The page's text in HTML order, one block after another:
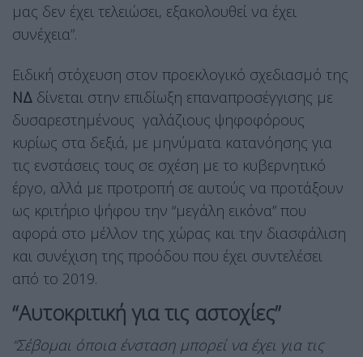
μας δεν έχει τελειώσει, εξακολουθεί να έχει
συνέχεια”.
Ειδική στόχευση στον προεκλογικό σχεδιασμό της
ΝΔ δίνεται στην επιδίωξη επαναπροσέγγισης με
δυσαρεστημένους γαλάζιους ψηφοφόρους
κυρίως στα δεξιά, με μηνύματα κατανόησης για
τις ενστάσεις τους σε σχέση με το κυβερνητικό
έργο, αλλά με προτροπή σε αυτούς να προτάξουν
ως κριτήριο ψήφου την “μεγάλη εικόνα” που
αφορά στο μέλλον της χώρας και την διασφάλιση
και συνέχιση της προόδου που έχει συντελέσει
από το 2019.
“Αυτοκριτική για τις αστοχίες”
“Σέβομαι όποια ένσταση μπορεί να έχει για τις